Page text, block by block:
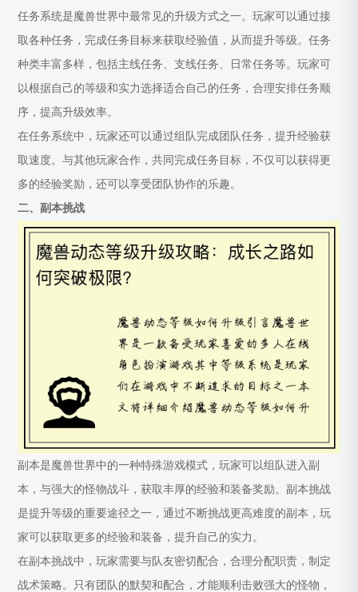
任务系统是魔兽世界中最常见的升级方式之一。玩家可以通过接
取各种任务，完成任务目标来获取经验值，从而提升等级。任务
种类丰富多样，包括主线任务、支线任务、日常任务等。玩家可
以根据自己的等级和实力选择适合自己的任务，合理安排任务顺
序，提高升级效率。
在任务系统中，玩家还可以通过组队完成团队任务，提升经验获
取速度。与其他玩家合作，共同完成任务目标，不仅可以获得更
多的经验奖励，还可以享受团队协作的乐趣。
二、副本挑战
副本是魔兽世界中的一种特殊游戏模式，玩家可以组队进入副
本，与强大的怪物战斗，获取丰厚的经验和装备奖励。副本挑战
是提升等级的重要途径之一，通过不断挑战更高难度的副本，玩
家可以获取更多的经验和装备，提升自己的实力。
在副本挑战中，玩家需要与队友密切配合，合理分配职责，制定
战术策略。只有团队的默契和配合，才能顺利击败强大的怪物，